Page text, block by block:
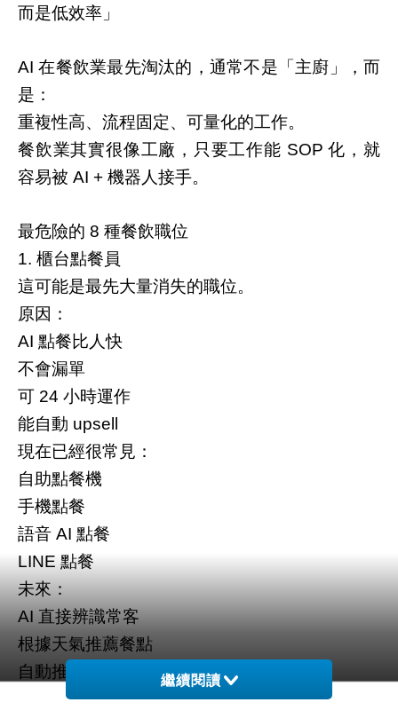
而是低效率」
AI在餐飲業最先淘汰的，通常不是「主廚」，而
是：
重複性高、流程固定、可量化的工作。
餐飲業其實很像工廠，只要工作能 SOP化，就
容易被 AI + 機器人接手。
最危險的 8 種餐飲職位
1. 櫃台點餐員
這可能是最先大量消失的職位。
原因：
AI 點餐比人快
不會漏單
可 24 小時運作
能自動 upsell
現在已經很常見：
自助點餐機
手機點餐
語音 AI 點餐
LINE 點餐
未來：
AI 直接辨識常客
根據天氣推薦餐點
自動推套餐
麥當勞、速食店會最早全面化。
繼續閱讀